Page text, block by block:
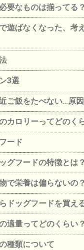
要なものは揃ってる？
遊ばなくなった、考
3選
ご飯をたべない…原
カロリーってどのく
ード
グフードの特徴とは？
で栄養は偏らないの？
ドッグフードを買え
適量ってどのくらい？
種類について